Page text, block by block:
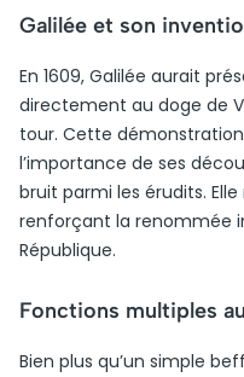
Galilée et son
En 1609, Galilée aurait
directement au doge de
tour. Cette
l’importance de ses
bruit parmi les érudits.
renforçant la renommée
République.
Fonctions multiples
Bien plus qu’un simple